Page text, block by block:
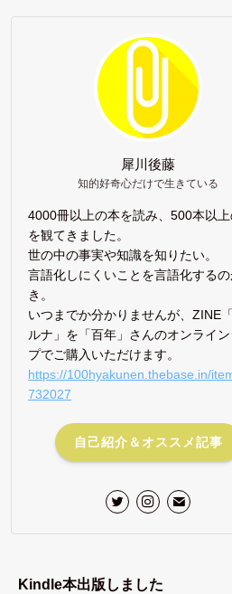
犀川後藤
知的好奇心だけで生きている
4000冊以上の本を読み、500本以
を観てきました。
世の中の事実や知識を知りたい。
言語化しにくいことを言語化する
き。
いつまでか分かりませんが、ZINE
ルナ」を「百年」さんのオンライン
プでご購入いただけます。
https://100hyakunen.thebase.in/
732027
自己紹介＆オススメ記事
Kindle本出版しました